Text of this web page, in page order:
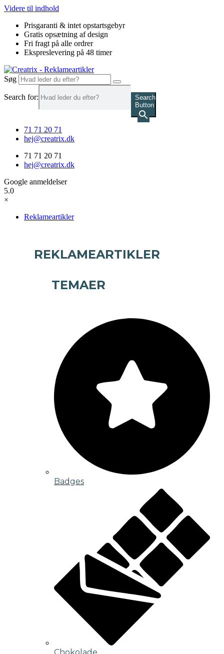
Videre til indhold
Prisgaranti & intet opstartsgebyr
Gratis opsætning af design
Fri fragt på alle ordrer
Ekspreslevering på 48 timer
Søg
Search for:
Search
Button
71 71 20 71
hej@creatrix.dk
71 71 20 71
hej@creatrix.dk
Google anmeldelser
5.0
×
Reklameartikler
REKLAMEARTIKLER
TEMAER
Badges